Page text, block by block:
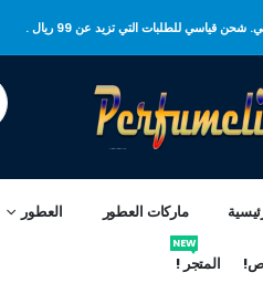
شحن قياسي للطلبات التي تزيد عن 99 ريال .
ماركات العطور العطور
المتجر !
NEW